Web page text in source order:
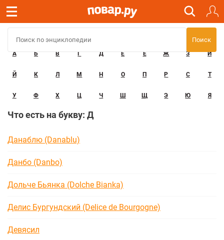
А Б В Г Д Е Ё Ж З И
Й К Л М Н О П Р С Т
У Ф Х Ц Ч Ш Щ Э Ю Я
Что есть на букву: Д
Данаблю (Danablu)
Данбо (Danbo)
Дольче Бьянка (Dolche Bianka)
Делис Бургундский (Delice de Bourgogne)
Девясил